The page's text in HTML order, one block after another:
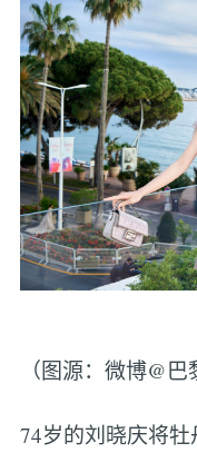
（图源：微博@巴
74岁的刘晓庆将